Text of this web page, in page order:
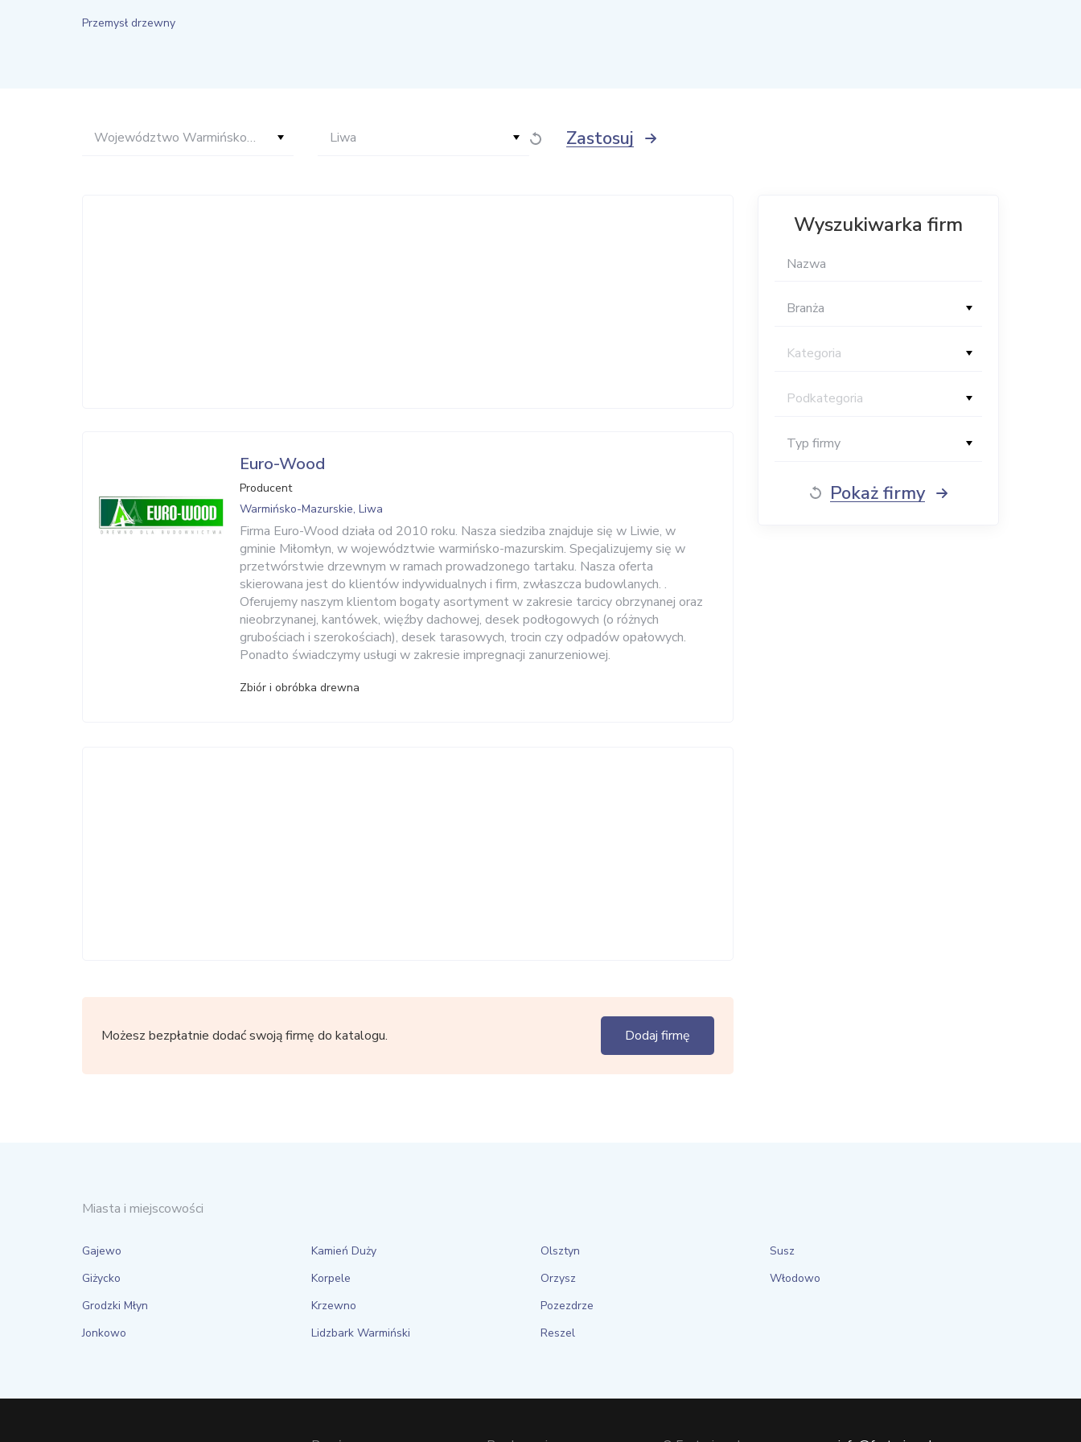
Przemysł drzewny
Województwo Warmińsko-Mazurskie Liwa Zastosuj
Euro-Wood
Producent
Warmińsko-Mazurskie, Liwa
Firma Euro-Wood działa od 2010 roku. Nasza siedziba znajduje się w Liwie, w
gminie Miłomłyn, w województwie warmińsko-mazurskim. Specjalizujemy się w
przetwórstwie drzewnym w ramach prowadzonego tartaku. Nasza oferta
skierowana jest do klientów indywidualnych i firm, zwłaszcza budowlanych. .
Oferujemy naszym klientom bogaty asortyment w zakresie tarcicy obrzynanej oraz
nieobrzynanej, kantówek, więźby dachowej, desek podłogowych (o różnych
grubościach i szerokościach), desek tarasowych, trocin czy odpadów opałowych.
Ponadto świadczymy usługi w zakresie impregnacji zanurzeniowej.
Zbiór i obróbka drewna
Możesz bezpłatnie dodać swoją firmę do katalogu. Dodaj firmę
Wyszukiwarka firm
Branża
Kategoria
Podkategoria
Typ firmy
Pokaż firmy
Miasta i miejscowości
Gajewo
Giżycko
Grodzki Młyn
Jonkowo
Kamień Duży
Korpele
Krzewno
Lidzbark Warmiński
Olsztyn
Orzysz
Pozezdrze
Reszel
Susz
Włodowo